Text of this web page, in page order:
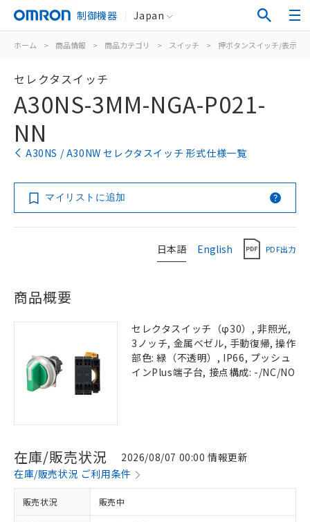
制御機器 Japan
ホーム > 商品情報 > 商品カテゴリ > スイッチ > 押ボタンスイッチ/表示灯
セレクタスイッチ
A30NS-3MM-NGA-P021-
NN
A30NS / A30NW セレクタスイッチ 形式仕様一覧
マイリストに追加
日本語 English PDF出力
商品概要
セレクタスイッチ（φ30）, 非照光,
3ノッチ, 金属ベゼル, 手動復帰, 操作
部色: 緑（不透明）, IP66, プッシュ
インPlus端子台, 接点構成: -/NC/NO
在庫/販売状況
2026/08/07 00:00 情報更新
在庫/販売状況 ご利用条件
販売状況 販売中